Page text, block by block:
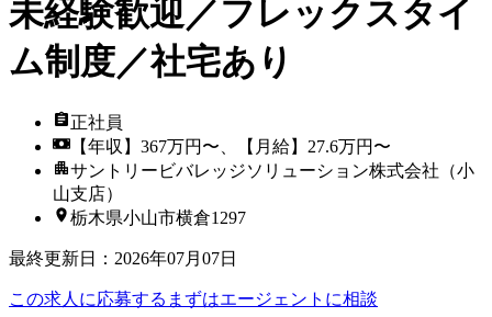
未経験歓迎／フレックスタイ
ム制度／社宅あり
正社員
【年収】367万円〜、【月給】27.6万円〜
サントリービバレッジソリューション株式会社（小
山支店）
栃木県小山市横倉1297
最終更新日 ： 2026年07月07日
この求人に応募する まずはエージェントに相談